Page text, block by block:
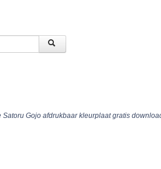
Satoru Gojo afdrukbaar kleurplaat gratis